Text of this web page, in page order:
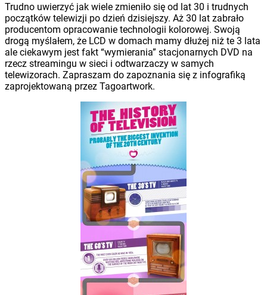
Trudno uwierzyć jak wiele zmieniło się od lat 30 i trudnych
początków telewizji po dzień dzisiejszy. Aż 30 lat zabrało
producentom opracowanie technologii kolorowej. Swoją
drogą myślałem, że LCD w domach mamy dłużej niż te 3 lata
ale ciekawym jest fakt “wymierania” stacjonarnych DVD na
rzecz streamingu w sieci i odtwarzaczy w samych
telewizorach. Zapraszam do zapoznania się z infografiką
zaprojektowaną przez Tagoartwork.